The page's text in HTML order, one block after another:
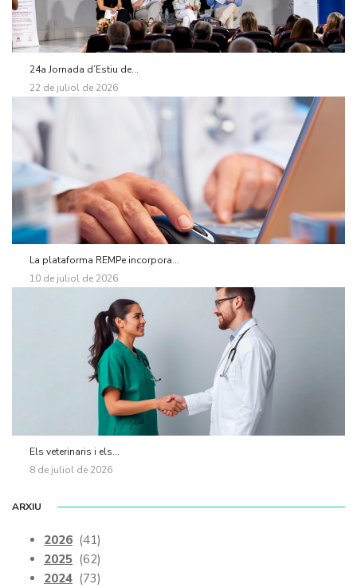
24a Jornada d’Estiu de...
22 de juliol de 2026
La plataforma REMPe incorpora...
10 de juliol de 2026
Els veterinaris i els...
8 de juliol de 2026
ARXIU
2026 (41)
2025 (62)
2024 (73)